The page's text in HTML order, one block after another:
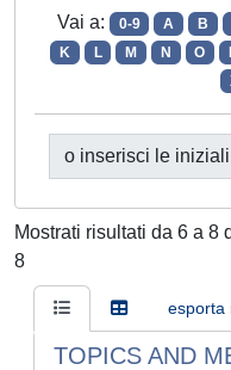
Vai a: 0-9 A B
K
L M N O
o inserisci le
Mostrati risultati da 6 a 8
8
esporta
TOPICS AND